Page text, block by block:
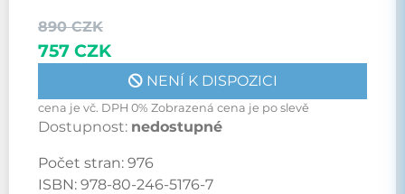
890 CZK
757 CZK
NENÍ K DISPOZICI
cena je vč. DPH 0% Zobrazená cena je po slevě
Dostupnost: nedostupné
Počet stran: 976
ISBN: 978-80-246-5176-7